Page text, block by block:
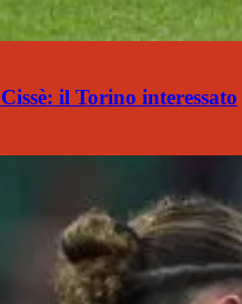
il Torino interessato